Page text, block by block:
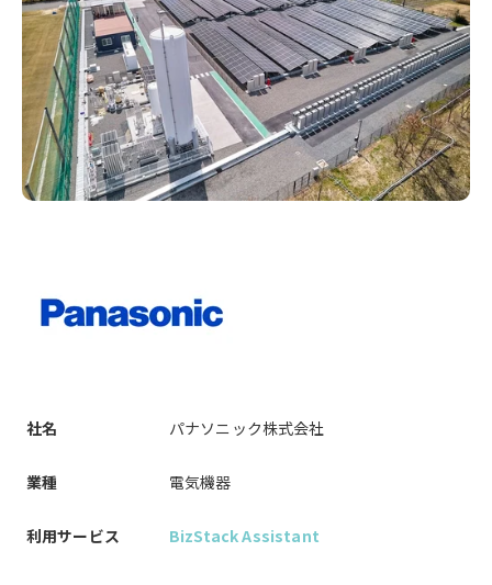
社名 パナソニック株式会社
業種 電気機器
利用サービス BizStack Assistant